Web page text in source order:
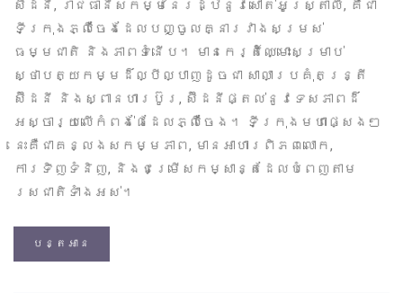
ស៊ីដនី, រាជធានីសកម្មនៃរដ្ឋនូវសៅត់អូស្ត្រាលី, គឺជា
ទីក្រុងភ្លឺចែងដែលបញ្ចូលគ្នារវាងសម្រស់
ធម្មជាតិ និងភាពទំនើប។ មានកេរ្តិ៍ឈ្មោះសម្រាប់
ស្ថាបត្យកម្មដ៏ល្បីល្បាញដូចជា សាលាប្រគុំតន្ត្រី
ស៊ីដនី និងស្ពានហារប៊ូរ, ស៊ីដនីផ្តល់នូវទេសភាពដ៏
អស្ចារ្យលើកំពង់ផែដែលភ្លឺចែង។ ទីក្រុងមហាផ្សេងៗ
នេះគឺជាគន្លងសកម្មភាព, មានអាហារពិភពលោក,
ការទិញទំនិញ, និងជម្រើសកម្សាន្តដែលបំពេញតាម
រសជាតិទាំងអស់។
បន្តអាន